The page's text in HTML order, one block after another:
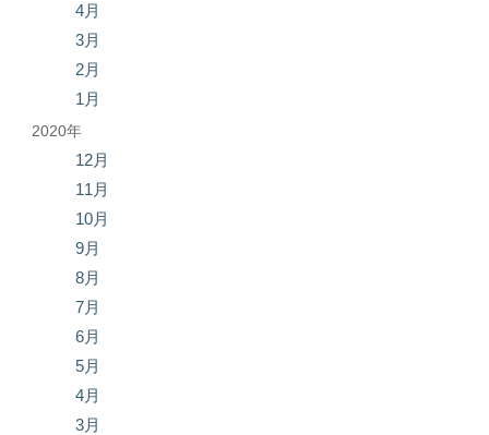
4月
3月
2月
1月
2020年
12月
11月
10月
9月
8月
7月
6月
5月
4月
3月